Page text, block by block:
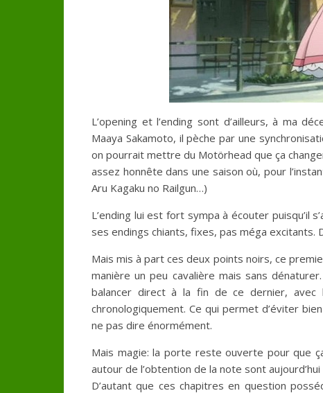
L’opening et l’ending sont d’ailleurs, à ma
Maaya Sakamoto, il pèche par une
on pourrait mettre du Motörhead que ça
assez honnête dans une saison où, pour
Aru Kagaku no Railgun…)
L’ending lui est fort sympa à écouter puisqu’il
ses endings chiants, fixes, pas méga excitants.
Mais mis à part ces deux points noirs, ce
manière un peu cavalière mais sans
balancer direct à la fin de ce dernier, avec
chronologiquement. Ce qui permet d’éviter
ne pas dire énormément.
Mais magie: la porte reste ouverte pour que
autour de l’obtention de la note sont
D’autant que ces chapitres en question